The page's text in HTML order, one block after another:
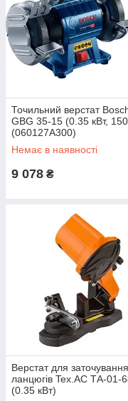
Точильний верстат
GBG 35-15 (0.35 кВт,
(060127A300)
Немає в наявності
9 078 ₴
Верстат для заточування
ланцюгів Tex.AC ТА-01-
(0.35 кВт)